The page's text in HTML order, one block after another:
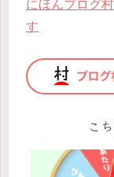
にほんブログ
す
こ